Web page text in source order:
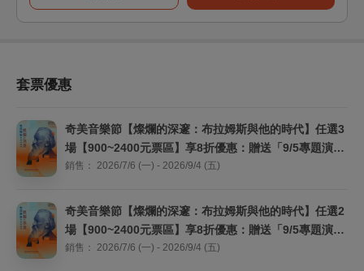
套票優惠
奇美音樂節【燦爛的深邃：布拉姆斯與他的時代】任選3
場【900~2400元票區】享8折優惠：贈送「9/5專題演講
入場券」，並加贈「大英博物館鉅獻《埃及之王：法
銷售： 2026/7/6 (一) - 2026/9/4 (五)
奇美音樂節【燦爛的深邃：布拉姆斯與他的時代】任選2
場【900~2400元票區】享8折優惠：贈送「9/5專題演講
入場券」
銷售： 2026/7/6 (一) - 2026/9/4 (五)